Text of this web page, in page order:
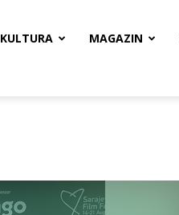
KULTURA MAGAZIN